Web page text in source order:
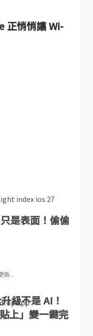
正悄悄讓 Wi-
是表面！偷偷
新...
級不是 AI！
上」變一鍵完